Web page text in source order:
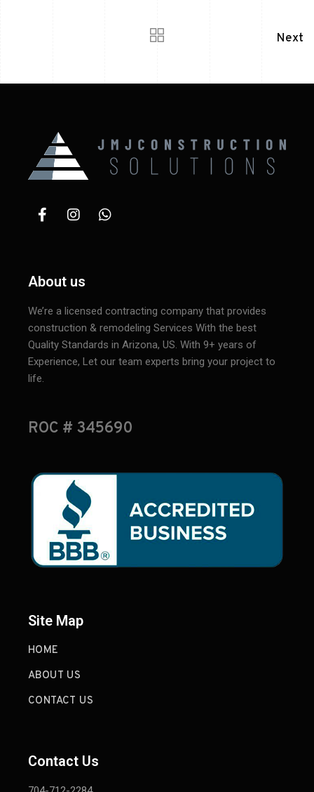
Next
About us
We’re a licensed contracting company that provides
construction & remodeling Services With the best
Quality Standards in Arizona, US. With 9+ years of
Experience, Let our team experts bring your project to
life.
ROC # 345690
Site Map
HOME
ABOUT US
CONTACT US
Contact Us